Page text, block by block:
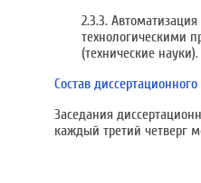
2.3.3.
технологическими
(технические науки).
Состав диссертационного
Заседания
каждый третий четверг